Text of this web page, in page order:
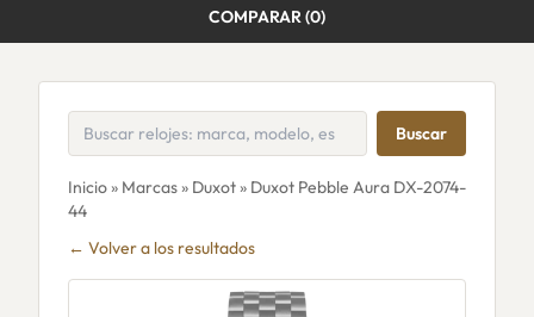
COMPARAR (0)
Buscar
Inicio» Marcas» Duxot» Duxot Pebble Aura DX-2074-
44
← Volver a los resultados